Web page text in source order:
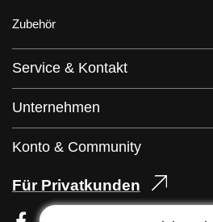
Zubehör
Service & Kontakt
Unternehmen
Konto & Community
Für Privatkunden